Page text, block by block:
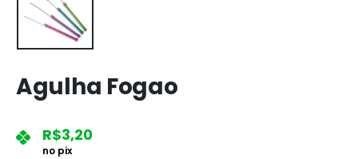
Agulha Fogao
R$3,20
no pix